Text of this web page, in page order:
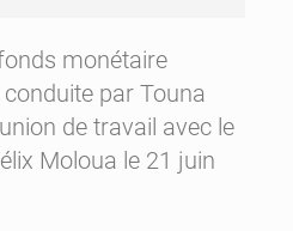
monétaire
par Touna
de travail avec le
Moloua le 21 juin